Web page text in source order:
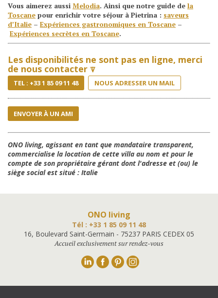
Vous aimerez aussi Melodia. Ainsi que notre guide de la
Toscane pour enrichir votre séjour à Pietrina : saveurs
d’Italie – Expériences gastronomiques en Toscane –
Expériences secrètes en Toscane.
Les disponibilités ne sont pas en ligne, merci
de nous contacter ⍒
TEL : +33 1 85 09 11 48 NOUS ADRESSER UN MAIL
ENVOYER À UN AMI
ONO living, agissant en tant que mandataire transparent,
commercialise la location de cette villa au nom et pour le
compte de son propriétaire gérant dont l'adresse et (ou) le
siège social est situé : Italie
ONO living
Tél : +33 1 85 09 11 48
16, Boulevard Saint-Germain - 75237 PARIS CEDEX 05
Accueil exclusivement sur rendez-vous
Linkedin